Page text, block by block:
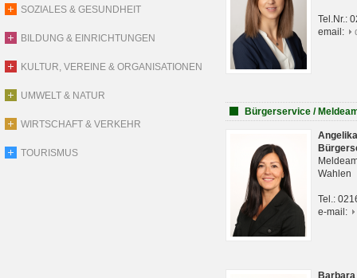
SOZIALES & GESUNDHEIT
BILDUNG & EINRICHTUNGEN
KULTUR, VEREINE & ORGANISATIONEN
UMWELT & NATUR
WIRTSCHAFT & VERKEHR
TOURISMUS
Tel.Nr.:
email:
Bürgerservice /
Wahlen
Tel.:
e-mail: